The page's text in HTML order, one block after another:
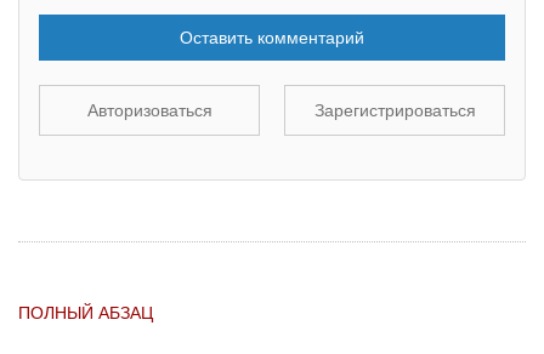
Оставить комментарий
Авторизоваться Зарегистрироваться
ПОЛНЫЙ АБЗАЦ